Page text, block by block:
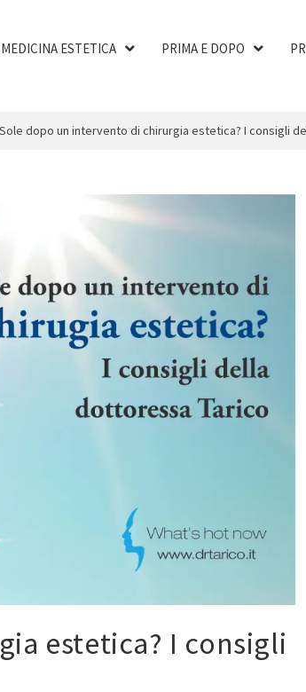
MEDICINA ESTETICA PRIMA E DOPO
Sole dopo un intervento di chirurgia estetica? I consigli
estetica? I consigli